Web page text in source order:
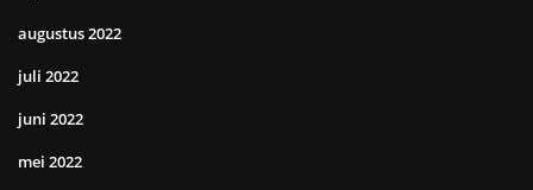
augustus 2022
juli 2022
juni 2022
mei 2022